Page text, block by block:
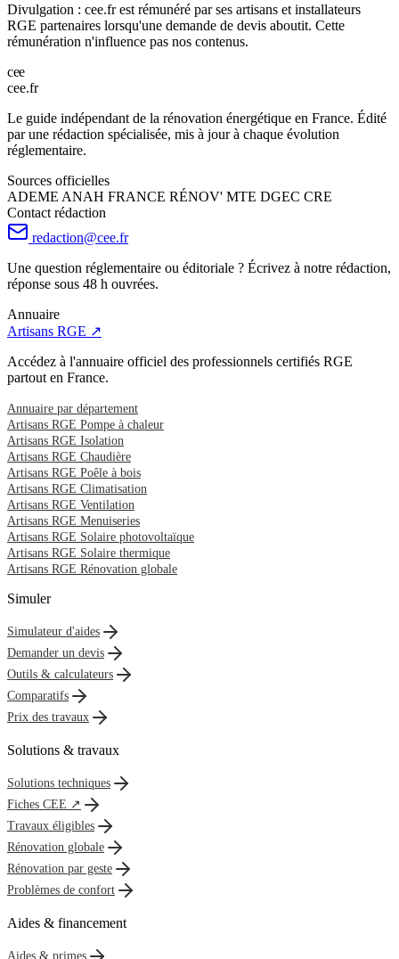
Divulgation : cee.fr est rémunéré par ses artisans et installateurs
RGE partenaires lorsqu'une demande de devis aboutit. Cette
rémunération n'influence pas nos contenus.
cee
cee.fr
Le guide indépendant de la rénovation énergétique en France. Édité
par une rédaction spécialisée, mis à jour à chaque évolution
réglementaire.
Sources officielles
ADEME ANAH FRANCE RÉNOV' MTE DGEC CRE
Contact rédaction
redaction@cee.fr
Une question réglementaire ou éditoriale ? Écrivez à notre rédaction,
réponse sous 48 h ouvrées.
Annuaire
Artisans RGE ↗
Accédez à l'annuaire officiel des professionnels certifiés RGE
partout en France.
Annuaire par département
Artisans RGE Pompe à chaleur
Artisans RGE Isolation
Artisans RGE Chaudière
Artisans RGE Poêle à bois
Artisans RGE Climatisation
Artisans RGE Ventilation
Artisans RGE Menuiseries
Artisans RGE Solaire photovoltaïque
Artisans RGE Solaire thermique
Artisans RGE Rénovation globale
Simuler
Simulateur d'aides
Demander un devis
Outils & calculateurs
Comparatifs
Prix des travaux
Solutions & travaux
Solutions techniques
Fiches CEE ↗
Travaux éligibles
Rénovation globale
Rénovation par geste
Problèmes de confort
Aides & financement
Aides & primes